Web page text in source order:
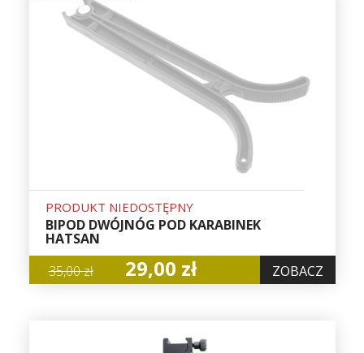
PRODUKT NIEDOSTĘPNY
BIPOD DWÓJNÓG POD KARABINEK
HATSAN
35,00 zł
29,00 zł ZOBACZ